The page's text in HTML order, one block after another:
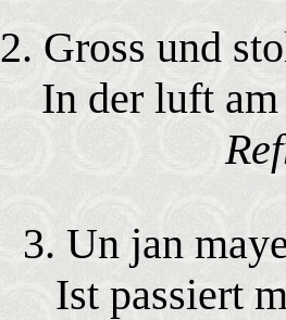
2. Gross und
In der luft
3. Un jan
Ist passiert